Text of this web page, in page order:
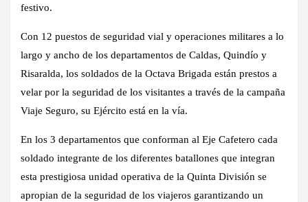
festivo.
Con 12 puestos de seguridad vial y operaciones militares a lo
largo y ancho de los departamentos de Caldas, Quindío y
Risaralda, los soldados de la Octava Brigada están prestos a
velar por la seguridad de los visitantes a través de la campaña
Viaje Seguro, su Ejército está en la vía.
En los 3 departamentos que conforman al Eje Cafetero cada
soldado integrante de los diferentes batallones que integran
esta prestigiosa unidad operativa de la Quinta División se
apropian de la seguridad de los viajeros garantizando un